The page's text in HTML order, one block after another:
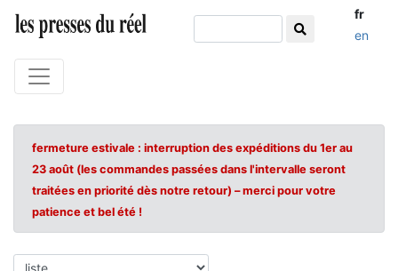
fr
en
fermeture estivale : interruption des expéditions du 1er au
23 août (les commandes passées dans l'intervalle seront
traitées en priorité dès notre retour) – merci pour votre
patience et bel été !